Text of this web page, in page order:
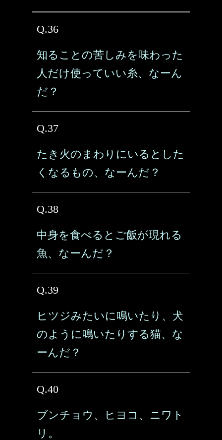
Q.36
知ることの苦しみを味わった
人だけ使っていい糸、なーん
だ？
Q.37
たき火のまわりにいるとした
くなるもの、なーんだ？
Q.38
中身を食べるとご飯が現れる
魚、なーんだ？
Q.39
ヒツジみたいに鳴いたり、犬
のように鳴いたりする猫、な
ーんだ？
Q.40
ブンチョウ、ヒヨコ、ニワト
リ。